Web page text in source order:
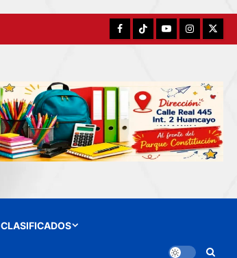
FacebookTikTokYouTubeInstagram
X
CLASIFICADOS